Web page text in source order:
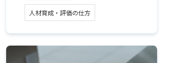
人材育成・評価の仕方